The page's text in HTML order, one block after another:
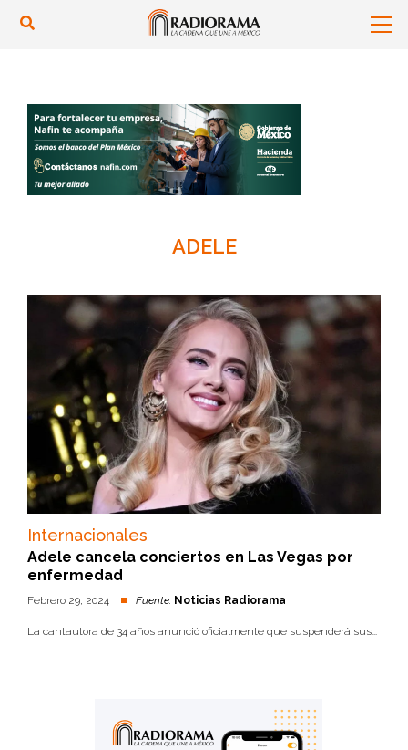
ADELE
Internacionales
Adele cancela conciertos en Las Vegas por
enfermedad
Febrero 29, 2024 Fuente: Noticias Radiorama
La cantautora de 34 años anunció oficialmente que suspenderá sus...